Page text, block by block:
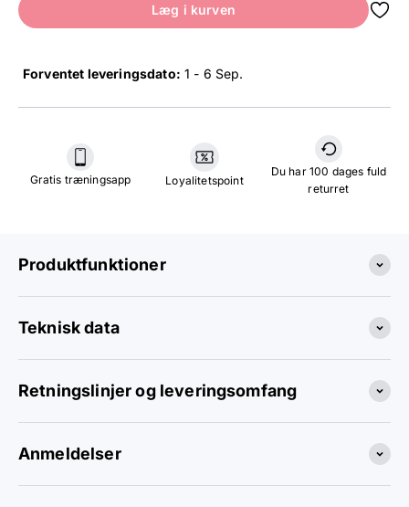
Læg i kurven
Forventet leveringsdato: 1 - 6 Sep.
Gratis træningsapp Loyalitetspoint
Du har 100 dages fuld
returret
Produktfunktioner
Teknisk data
Retningslinjer og leveringsomfang
Anmeldelser